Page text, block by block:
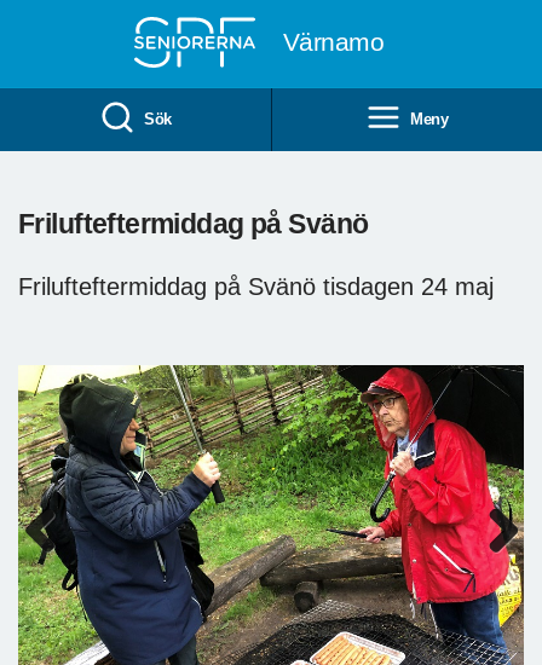
Värnamo
Sök Meny
Frilufteftermiddag på Svänö
Frilufteftermiddag på Svänö tisdagen 24 maj
Previous Next